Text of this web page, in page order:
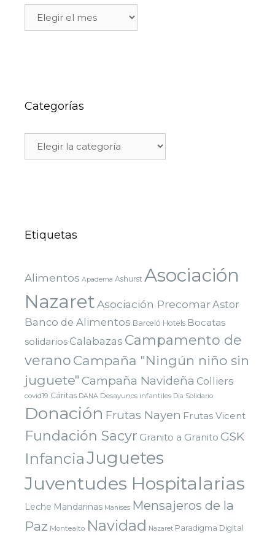
Categorías
Etiquetas
Alimentos Apadema Ashurst Asociación
NazaretAsociación PrecomarAstor
Banco de Alimentos Barceló Hotels Bocatas
solidarios Calabazas Campamento de
verano Campaña "Ningún niño sin
juguete" Campaña Navideña Colliers
covid19 Cáritas DANA Desayunos infantiles Dia Solidario
Donación Frutas Nayen Frutas Vicent
Fundación Sacyr Granito a Granito GSK
InfanciaJuguetes
Juventudes Hospitalarias
Leche Mandarinas Manises Mensajeros de la
Paz Montealto Navidad Nazaret Paradigma Digital